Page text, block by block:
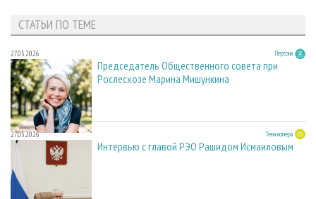
СТАТЬИ ПО ТЕМЕ
27.05.2026 Персона
Председатель Общественного совета при
Рослесхозе Марина Мишункина
27.05.2026 Тема номера
Интервью с главой РЭО Рашидом Исмаиловым